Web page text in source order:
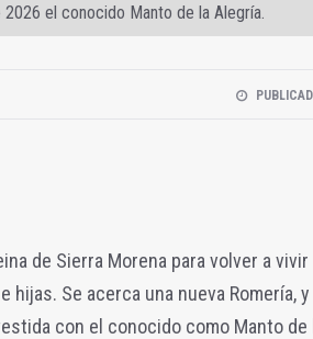
el conocido Manto de la Alegría.
de Sierra Morena para volver a
Se acerca una nueva Romería,
con el conocido como Manto de